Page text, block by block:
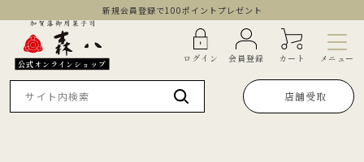
新規会員登録で100ポイントプレゼント
公式オンラインショップ ログイン 会員登録 カート メニュー
店舗受取